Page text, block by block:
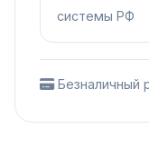
системы РФ
Безналичный